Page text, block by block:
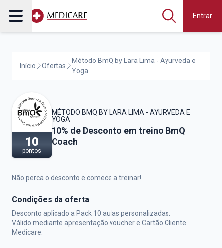
Entrar
Início Ofertas
Método BmQ by Lara Lima - Ayurveda e
Yoga
10
pontos
MÉTODO BMQ BY LARA LIMA - AYURVEDA E
YOGA
Método BmQ by Lara Lima - Ayurveda e
10% de Desconto em treino BmQ
Coach
Não perca o desconto e comece a treinar!
Condições da oferta
Desconto aplicado a Pack 10 aulas personalizadas.
Válido mediante apresentação voucher e Cartão Cliente
Medicare.